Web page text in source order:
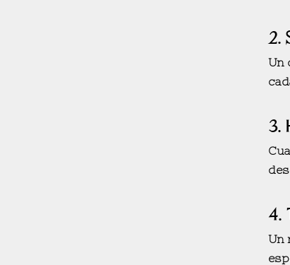
2.
Un
3.
4.
Un